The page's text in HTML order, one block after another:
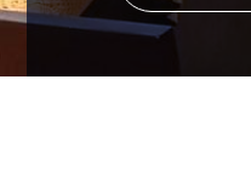
Buzón de sugerencias